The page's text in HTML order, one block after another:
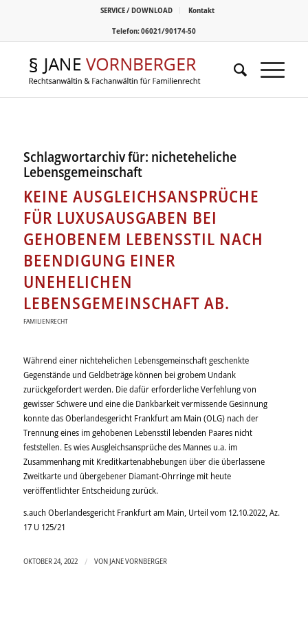
SERVICE / DOWNLOAD
Kontakt
Telefon: 06021/90174-50
Schlagwortarchiv für: nicheteheliche
Lebensgemeinschaft
KEINE AUSGLEICHSANSPRÜCHE
FÜR LUXUSAUSGABEN BEI
GEHOBENEM LEBENSSTIL NACH
BEENDIGUNG EINER
UNEHELICHEN
LEBENSGEMEINSCHAFT AB.
FAMILIENRECHT
Während einer nichtehelichen Lebensgemeinschaft geschenkte
Gegenstände und Geldbeträge können bei grobem Undank
zurückgefordert werden. Die dafür erforderliche Verfehlung von
gewisser Schwere und eine die Dankbarkeit vermissende Gesinnung
konnte das Oberlandesgericht Frankfurt am Main (OLG) nach der
Trennung eines im gehobenen Lebensstil lebenden Paares nicht
feststellen. Es wies Ausgleichsansprüche des Mannes u.a. im
Zusammenhang mit Kreditkartenabhebungen über die überlassene
Zweitkarte und übergebener Diamant-Ohrringe mit heute
veröffentlichter Entscheidung zurück.
s.auch Oberlandesgericht Frankfurt am Main, Urteil vom 12.10.2022, Az.
17 U 125/21
OKTOBER 24, 2022 / VON JANE VORNBERGER